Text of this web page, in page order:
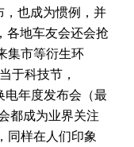
，也成为惯例，并
各地车友会还会抢
集市等衍生环
于科技节，
年度发布会（最
都成为业界关注
同样在人们印象